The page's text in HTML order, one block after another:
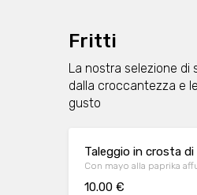
Fritti
La nostra selezione
dalla croccantezza e
gusto
Taleggio in crosta di
Con mayo alla paprika
10.00 €